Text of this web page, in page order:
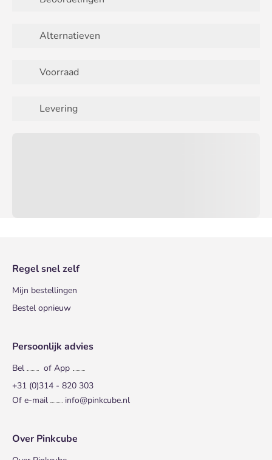
Alternatieven
Voorraad
Levering
Regel snel zelf
Mijn bestellingen
Bestel opnieuw
Persoonlijk advies
Bel
of App
+31 (0)314 - 820 303
Of e-mail
info@pinkcube.nl
Over Pinkcube